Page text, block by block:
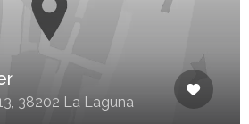
38202 La Laguna